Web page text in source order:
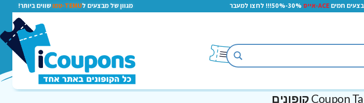
חמיםACE-אייס 30%-50%!!! לחצו למעבר מגוון של מבצעים לTEMU-טמו שווים ביותר!
Coupon